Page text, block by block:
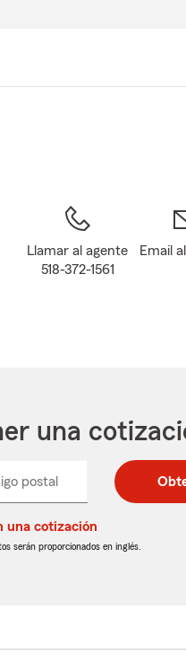
Llamar al agente
518-372-1561
Email
una
postal
postal
de
postal
de
una cotización
serán proporcionados en inglés.